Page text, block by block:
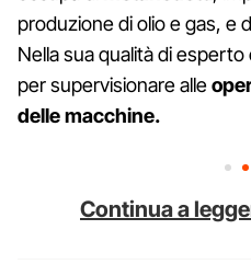
produzione di olio e gas, e
Nella sua qualità di
per supervisionare alle
delle macchine.
Continua a